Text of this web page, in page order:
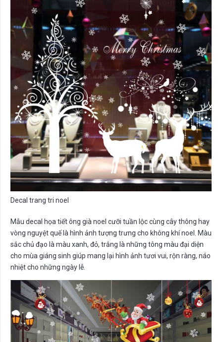
Decal trang tri noel
Mẫu decal họa tiết ông già noel cưỡi tuần lộc cùng cây thông hay
vòng nguyệt quế là hình ảnh tượng trưng cho không khí noel. Màu
sắc chủ đạo là màu xanh, đỏ, trắng là những tông màu đại diện
cho mùa giáng sinh giúp mang lại hình ảnh tươi vui, rộn ràng, náo
nhiệt cho những ngày lễ.